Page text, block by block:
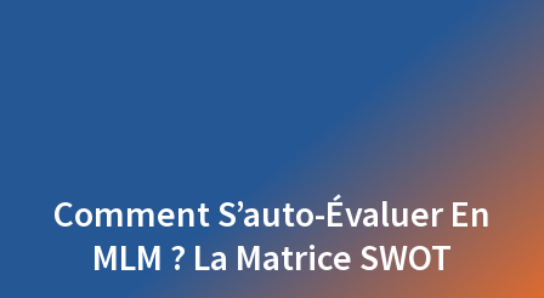
Comment S’auto-Évaluer En
MLM ? La Matrice SWOT